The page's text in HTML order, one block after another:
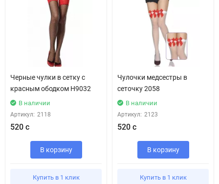
Черные чулки в сетку с
красным ободком H9032
В наличии
Артикул: 2118
520 с
В корзину
Купить в 1 клик
Чулочки медсестры в
сеточку 2058
В наличии
Артикул: 2123
520 с
В корзину
Купить в 1 клик